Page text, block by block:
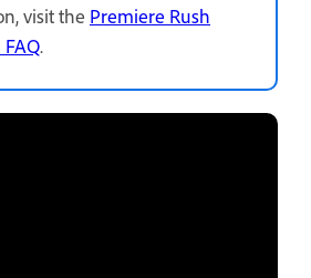
visit the Premiere Rush
.